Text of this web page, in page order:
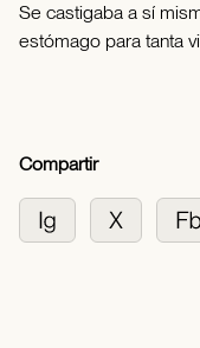
Se castigaba a sí
estómago para tanta
Compartir